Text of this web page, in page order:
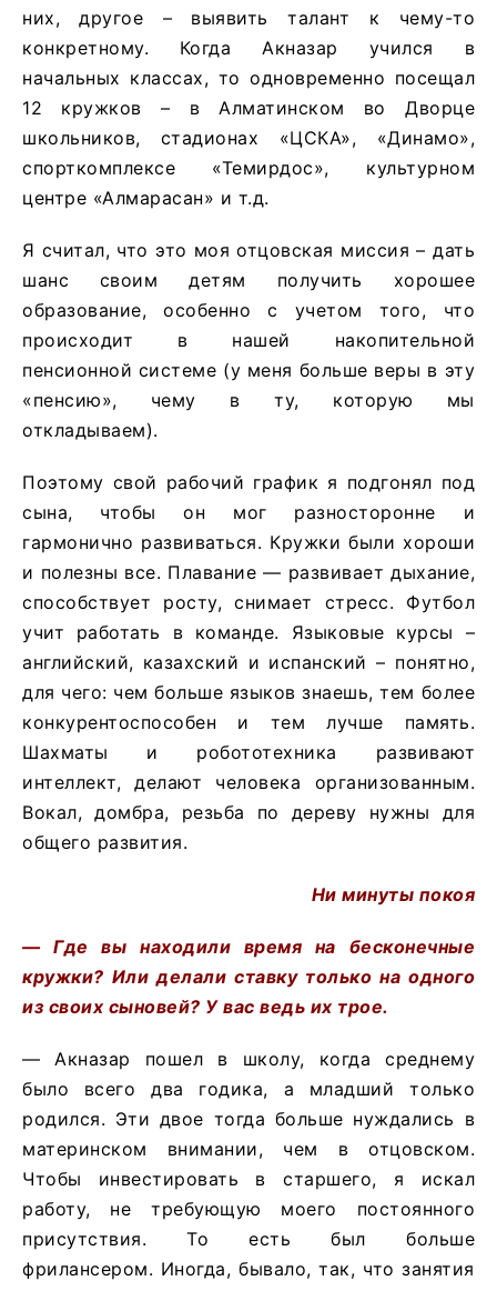
них, другое – выявить талант к чему-то
конкретному. Когда Акназар учился в
начальных классах, то одновременно посещал
12 кружков – в Алматинском во Дворце
школьников, стадионах «ЦСКА», «Динамо»,
спорткомплексе «Темирдос», культурном
центре «Алмарасан» и т.д.
Я считал, что это моя отцовская миссия – дать
шанс своим детям получить хорошее
образование, особенно с учетом того, что
происходит в нашей накопительной
пенсионной системе (у меня больше веры в эту
«пенсию», чему в ту, которую мы
откладываем).
Поэтому свой рабочий график я подгонял под
сына, чтобы он мог разносторонне и
гармонично развиваться. Кружки были хороши
и полезны все. Плавание — развивает дыхание,
способствует росту, снимает стресс. Футбол
учит работать в команде. Языковые курсы –
английский, казахский и испанский – понятно,
для чего: чем больше языков знаешь, тем более
конкурентоспособен и тем лучше память.
Шахматы и робототехника развивают
интеллект, делают человека организованным.
Вокал, домбра, резьба по дереву нужны для
общего развития.
Ни минуты покоя
— Где вы находили время на бесконечные
кружки? Или делали ставку только на одного
из своих сыновей? У вас ведь их трое.
— Акназар пошел в школу, когда среднему
было всего два годика, а младший только
родился. Эти двое тогда больше нуждались в
материнском внимании, чем в отцовском.
Чтобы инвестировать в старшего, я искал
работу, не требующую моего постоянного
присутствия. То есть был больше
фрилансером. Иногда, бывало, так, что занятия